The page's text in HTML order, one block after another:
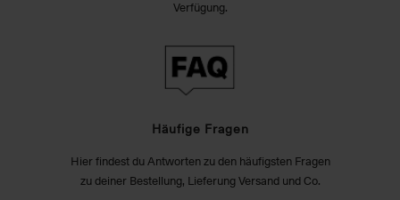
Verfügung.
Häufige Fragen
Hier findest du Antworten zu den häufigsten Fragen
zu deiner Bestellung, Lieferung Versand und Co.